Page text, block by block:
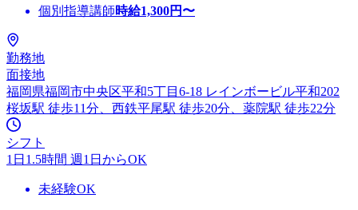
個別指導講師時給1,300円〜
勤務地
面接地
福岡県福岡市中央区平和5丁目6-18 レインボービル平和202
桜坂駅 徒歩11分、西鉄平尾駅 徒歩20分、薬院駅 徒歩22分
シフト
1日1.5時間 週1日からOK
未経験OK